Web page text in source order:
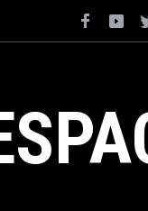
¿Se
Mexicanas